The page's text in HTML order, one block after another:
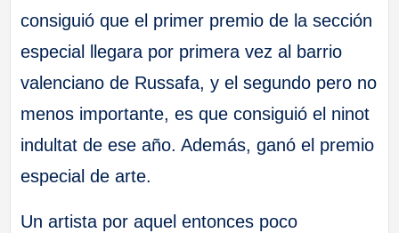
consiguió que el primer premio de la sección
especial llegara por primera vez al barrio
valenciano de Russafa, y el segundo pero no
menos importante, es que consiguió el ninot
indultat de ese año. Además, ganó el premio
especial de arte.
Un artista por aquel entonces poco